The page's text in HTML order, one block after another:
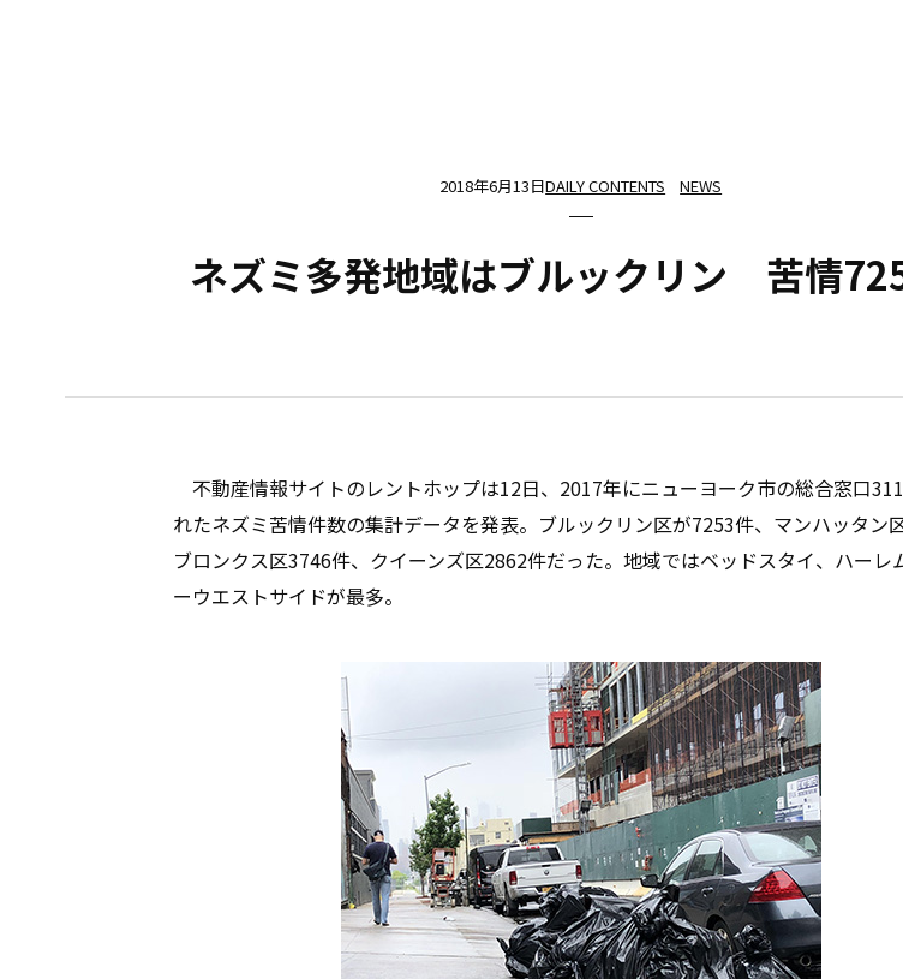
2018年6月13日DAILY CONTENTS NEWS
ネズミ多発地域はブルックリン 苦情
不動産情報サイトのレントホップは12日、2017年にニューヨーク市の総合窓口
れたネズミ苦情件数の集計データを発表。ブルックリン区が7253件、マンハッタン区
ブロンクス区3746件、クイーンズ区2862件だった。地域ではベッドスタイ、ハーレ
ーウエストサイドが最多。